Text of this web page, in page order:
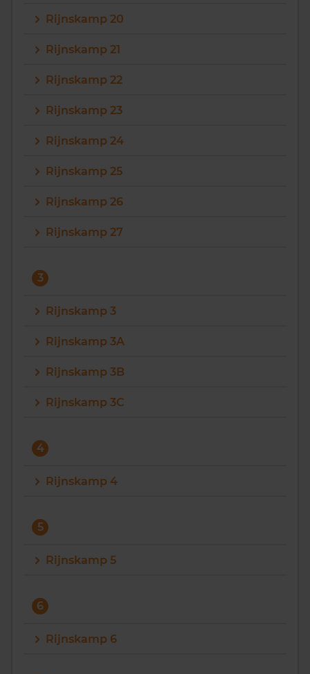
Rijnskamp 20
Rijnskamp 21
Rijnskamp 22
Rijnskamp 23
Rijnskamp 24
Rijnskamp 25
Rijnskamp 26
Rijnskamp 27
3
Rijnskamp 3
Rijnskamp 3A
Rijnskamp 3B
Rijnskamp 3C
4
Rijnskamp 4
5
Rijnskamp 5
6
Rijnskamp 6